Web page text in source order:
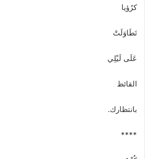
كرُؤيا
تَطَاوَلَتْ
عَلَى لَيْلِي
القائظ
بانتظارك.
****